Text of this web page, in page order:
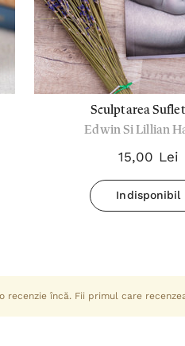
Sculptarea
Edwin Si Lillian
15,00 Lei
Indisponibil
recenzie încă. Fii primul care